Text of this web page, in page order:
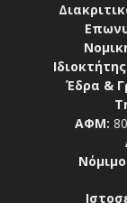
Έδρα &
ΑΦΜ: